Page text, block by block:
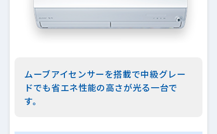
ムーブアイセンサーを搭載で中級グレー
ドでも省エネ性能の高さが光る一台で
す。